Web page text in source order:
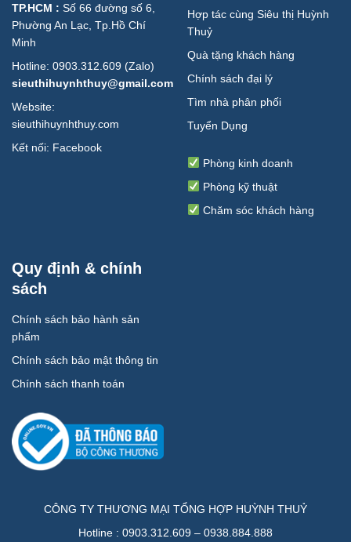
TP.HCM : Số 66 đường số 6,
Phường An Lạc, Tp.Hồ Chí
Minh
Hotline: 0903.312.609 (Zalo)
sieuthihuynhthuy@gmail.com
Website:
sieuthihuynhthuy.com
Kết nối: Facebook
Hợp tác cùng Siêu thị Huỳnh
Thuỷ
Quà tặng khách hàng
Chính sách đại lý
Tìm nhà phân phối
Tuyển Dụng
Phòng kinh doanh
Phòng kỹ thuật
Chăm sóc khách hàng
Quy định & chính
sách
Chính sách bảo hành sản
phẩm
Chính sách bảo mật thông tin
Chính sách thanh toán
CÔNG TY THƯƠNG MẠI TỔNG HỢP HUỲNH THUỶ
Hotline : 0903.312.609 – 0938.884.888